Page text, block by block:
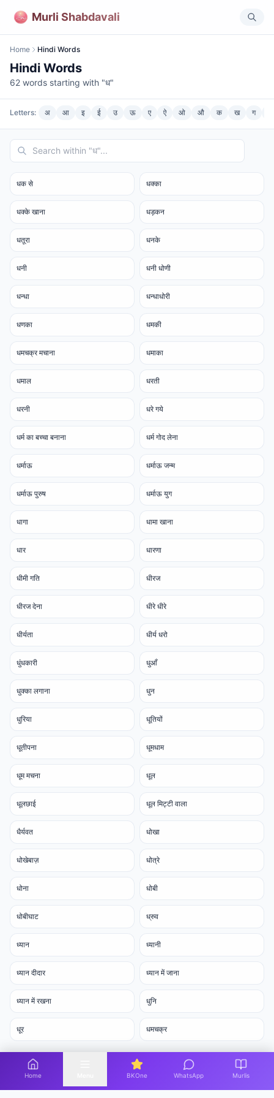
Murli Shabdavali
Home Hindi Words
Hindi Words
62 words starting with "ध"
Letters: अ आ इ ई उ ऊ ए ऐ ओ औ क ख ग
धक से धक्का
धक्के खाना धड़कन
धतूरा धनके
धनी धनी धोणी
धन्धा धन्धाधोरी
धणका धमकी
धमचक्र मचाना धमाका
धमाल धरती
धरनी धरे गये
धर्म का बच्चा बनाना धर्म गोद लेना
धर्माऊ धर्माऊ जन्म
धर्माऊ पुरुष धर्माऊ युग
धागा धामा खाना
धार धारणा
धीमी गति धीरज
धीरज देना धीरे धीरे
धीर्यता धीर्य धरो
धुंधकारी धुआँ
धुक्का लगाना धुन
धुरिया धूतियों
धूतीपना धूमधाम
धूम मचना धूल
धूलछाई धूल मिट्टी वाला
धैर्यवत धोखा
धोखेबाज़ धोत्रे
धोना धोबी
धोबीघाट ध्रुव
ध्यान ध्यानी
ध्यान दीदार ध्यान में जाना
ध्यान में रखना धुनि
धूर धमचक्र
Home BKOne WhatsApp Murlis